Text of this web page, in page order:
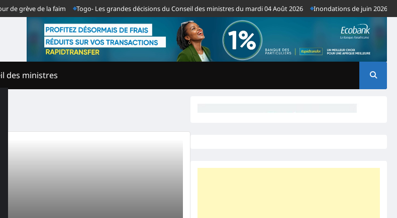
grève de la faim Togo- Les grandes décisions du Conseil des ministres du mardi 04 Août 2026 Inondations de juin 2026 :
des ministres